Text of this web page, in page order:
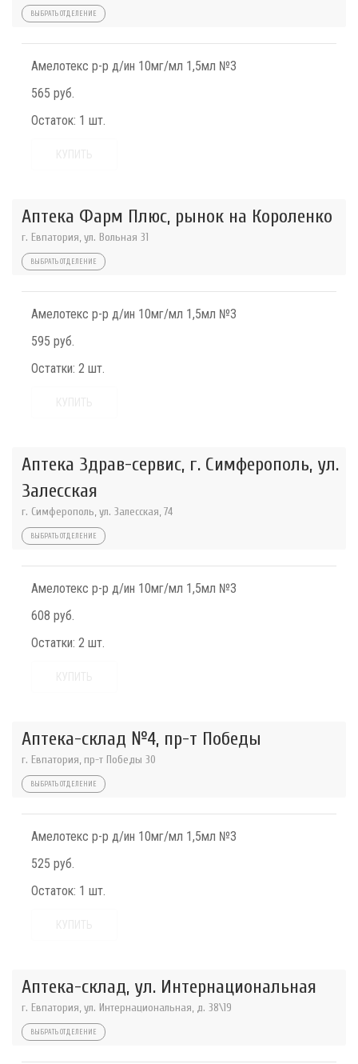
ВЫБРАТЬ ОТДЕЛЕНИЕ
Амелотекс р-р д/ин 10мг/мл 1,5мл №3
565 руб.
Остаток: 1 шт.
Аптека Фарм Плюс, рынок на Короленко
г. Евпатория, ул. Вольная 31
ВЫБРАТЬ ОТДЕЛЕНИЕ
Амелотекс р-р д/ин 10мг/мл 1,5мл №3
595 руб.
Остатки: 2 шт.
Аптека Здрав-сервис, г. Симферополь, ул.
Залесская
г. Симферополь, ул. Залесская, 74
ВЫБРАТЬ ОТДЕЛЕНИЕ
Амелотекс р-р д/ин 10мг/мл 1,5мл №3
608 руб.
Остатки: 2 шт.
Аптека-склад №4, пр-т Победы
г. Евпатория, пр-т Победы 30
ВЫБРАТЬ ОТДЕЛЕНИЕ
Амелотекс р-р д/ин 10мг/мл 1,5мл №3
525 руб.
Остаток: 1 шт.
Аптека-склад, ул. Интернациональная
г. Евпатория, ул. Интернациональная, д. 38\19
ВЫБРАТЬ ОТДЕЛЕНИЕ